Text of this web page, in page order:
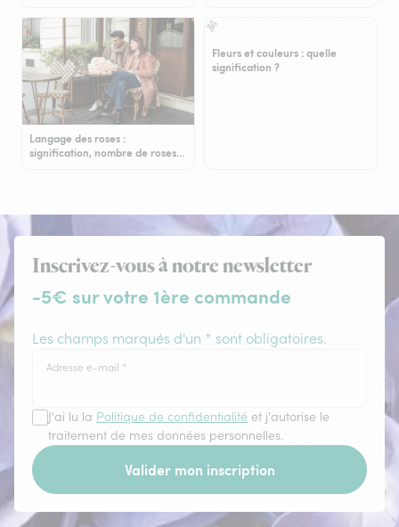
Langage des roses :
signification, nombre de roses…
Fleurs et couleurs : quelle
signification ?
Inscrivez-vous à notre newsletter
-5€ sur votre 1ère commande
Les champs marqués d'un * sont obligatoires.
Adresse e-mail *
J'ai lu la Politique de confidentialité et j'autorise le
traitement de mes données personnelles.
Valider mon inscription